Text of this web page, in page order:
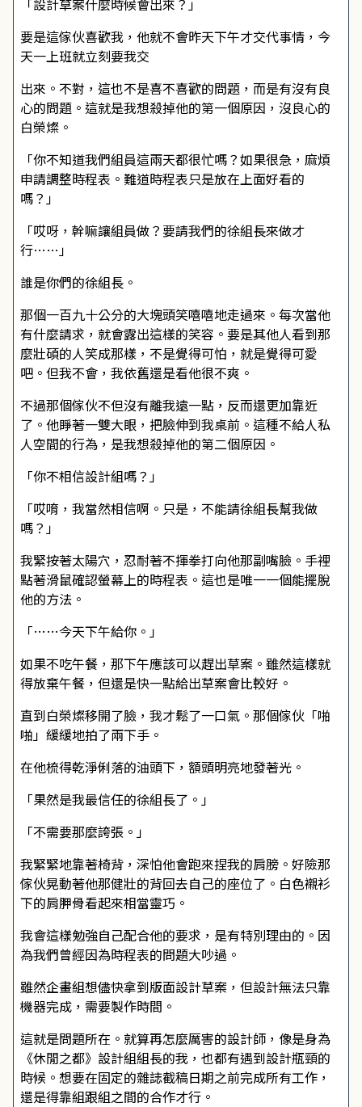
「設計草案什麼時候會出來？」
要是這傢伙喜歡我，他就不會昨天下午才交代事情，今
天一上班就立刻要我交
出來。不對，這也不是喜不喜歡的問題，而是有沒有良
心的問題。這就是我想殺掉他的第一個原因，沒良心的
白榮燦。
「你不知道我們組員這兩天都很忙嗎？如果很急，麻煩
申請調整時程表。難道時程表只是放在上面好看的
嗎？」
「哎呀，幹嘛讓組員做？要請我們的徐組長來做才
行……」
誰是你們的徐組長。
那個一百九十公分的大塊頭笑嘻嘻地走過來。每次當他
有什麼請求，就會露出這樣的笑容。要是其他人看到那
麼壯碩的人笑成那樣，不是覺得可怕，就是覺得可愛
吧。但我不會，我依舊還是看他很不爽。
不過那個傢伙不但沒有離我遠一點，反而還更加靠近
了。他睜著一雙大眼，把臉伸到我桌前。這種不給人私
人空間的行為，是我想殺掉他的第二個原因。
「你不相信設計組嗎？」
「哎唷，我當然相信啊。只是，不能請徐組長幫我做
嗎？」
我緊按著太陽穴，忍耐著不揮拳打向他那副嘴臉。手裡
點著滑鼠確認螢幕上的時程表。這也是唯一一個能擺脫
他的方法。
「……今天下午給你。」
如果不吃午餐，那下午應該可以趕出草案。雖然這樣就
得放棄午餐，但還是快一點給出草案會比較好。
直到白榮燦移開了臉，我才鬆了一口氣。那個傢伙「啪
啪」緩緩地拍了兩下手。
在他梳得乾淨俐落的油頭下，額頭明亮地發著光。
「果然是我最信任的徐組長了。」
「不需要那麼誇張。」
我緊緊地靠著椅背，深怕他會跑來捏我的肩膀。好險那
傢伙晃動著他那健壯的背回去自己的座位了。白色襯衫
下的肩胛骨看起來相當靈巧。
我會這樣勉強自己配合他的要求，是有特別理由的。因
為我們曾經因為時程表的問題大吵過。
雖然企畫組想儘快拿到版面設計草案，但設計無法只靠
機器完成，需要製作時間。
這就是問題所在。就算再怎麼厲害的設計師，像是身為
《休閒之都》設計組組長的我，也都有遇到設計瓶頸的
時候。想要在固定的雜誌截稿日期之前完成所有工作，
還是得靠組跟組之間的合作才行。